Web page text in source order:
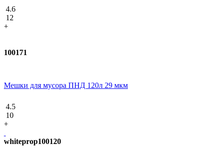
4.6
12
+
100171
Мешки для мусора ПНД 120л 29 мкм
4.5
10
+
whiteprop100120